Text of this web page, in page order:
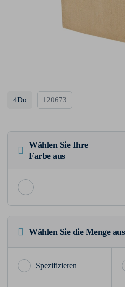
4Do 120673
Wählen Sie Ihre
Farbe aus
Wählen Sie die Menge aus